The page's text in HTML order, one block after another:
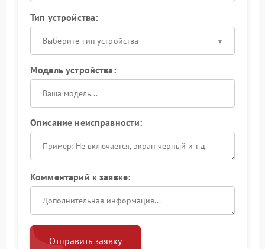
Тип устройства:
Выберите тип устройства
Модель устройства:
Описание неисправности:
Комментарий к заявке:
Отправить заявку